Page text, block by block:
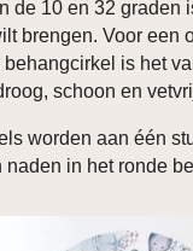
de 10 en 32 graden
brengen. Voor een
behangcirkel is het
schoon en
worden aan één
naden in het ronde